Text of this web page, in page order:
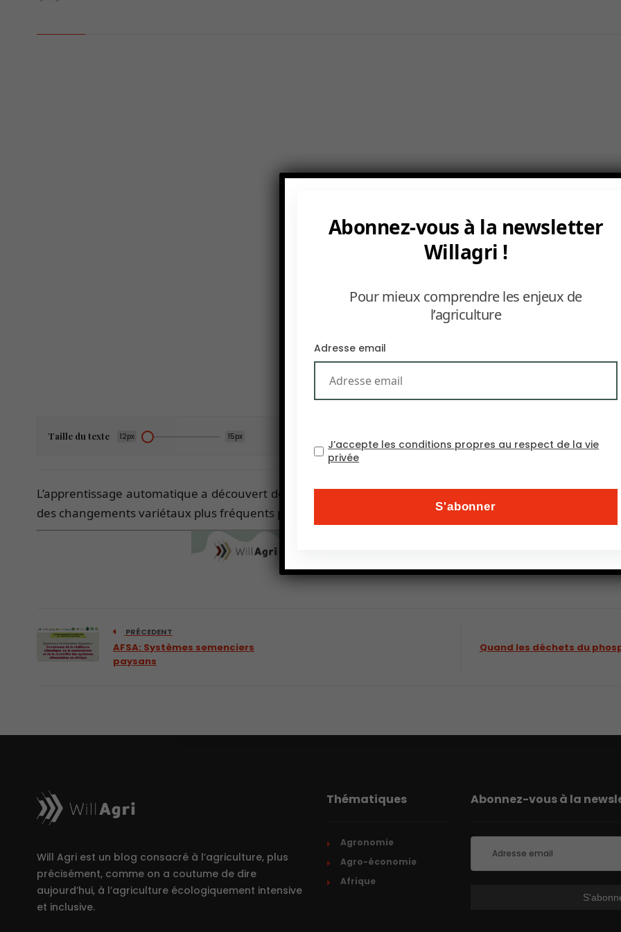
Taille du texte 12px 15px
L’apprentissage automatique a découvert des détails clés sur la culture du riz sur cinq décennies,
des changements variétaux plus fréquents peuvent soutenir la productivité.
PRÉCEDENT
AFSA: Systèmes semenciers
paysans
Quand les déchets du
Will Agri est un blog consacré à l’agriculture, plus
précisément, comme on a coutume de dire
aujourd’hui, à l’agriculture écologiquement intensive
et inclusive.
Thématiques
Agronomie
Agro-économie
Afrique
Abonnez-vous à la
Abonnez-vous à la newsletter
Willagri !
Pour mieux comprendre les enjeux de
l’agriculture
Adresse email
J’accepte les conditions propres au respect de la vie
privée